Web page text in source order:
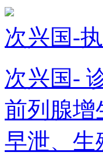
次兴国-
次兴国-
前列腺增
早泄、生